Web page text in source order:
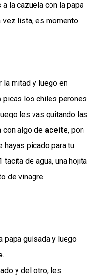
la cazuela con la papa
vez lista, es momento
la mitad y luego en
picas los chiles perones
les vas quitando las
con algo de aceite, pon
hayas picado para tu
tacita de agua, una hojita
de vinagre.
papa guisada y luego
y del otro, les